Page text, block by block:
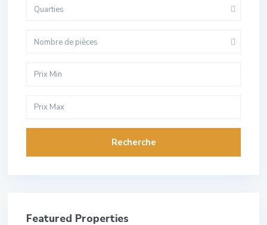
Quarties
Nombre de pièces
Recherche
Featured Properties